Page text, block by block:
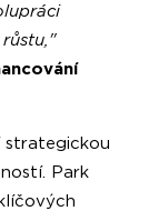
strategickou
Park